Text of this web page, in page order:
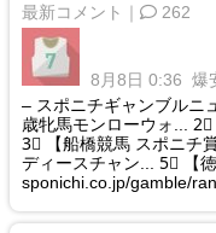
最新コメント｜ 262
8月8日 0:36 爆
– スポニチギャンブルニ
歳牝馬モンローウォ...
3⃣ 【船橋競馬 スポニチ
ディースチャン... 5⃣ 【
sponichi.co.jp/gamble/